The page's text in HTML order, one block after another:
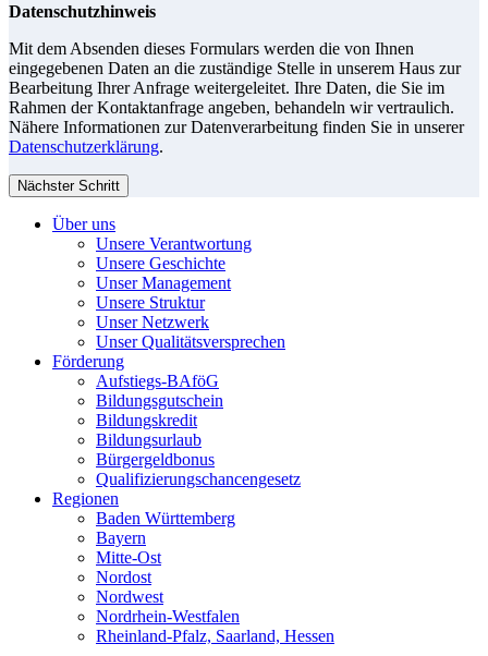
Datenschutzhinweis
Mit dem Absenden dieses Formulars werden die von Ihnen
eingegebenen Daten an die zuständige Stelle in unserem Haus zur
Bearbeitung Ihrer Anfrage weitergeleitet. Ihre Daten, die Sie im
Rahmen der Kontaktanfrage angeben, behandeln wir vertraulich.
Nähere Informationen zur Datenverarbeitung finden Sie in unserer
Datenschutzerklärung.
Nächster Schritt
Über uns
Unsere Verantwortung
Unsere Geschichte
Unser Management
Unsere Struktur
Unser Netzwerk
Unser Qualitätsversprechen
Förderung
Aufstiegs-BAföG
Bildungsgutschein
Bildungskredit
Bildungsurlaub
Bürgergeldbonus
Qualifizierungschancengesetz
Regionen
Baden Württemberg
Bayern
Mitte-Ost
Nordost
Nordwest
Nordrhein-Westfalen
Rheinland-Pfalz, Saarland, Hessen